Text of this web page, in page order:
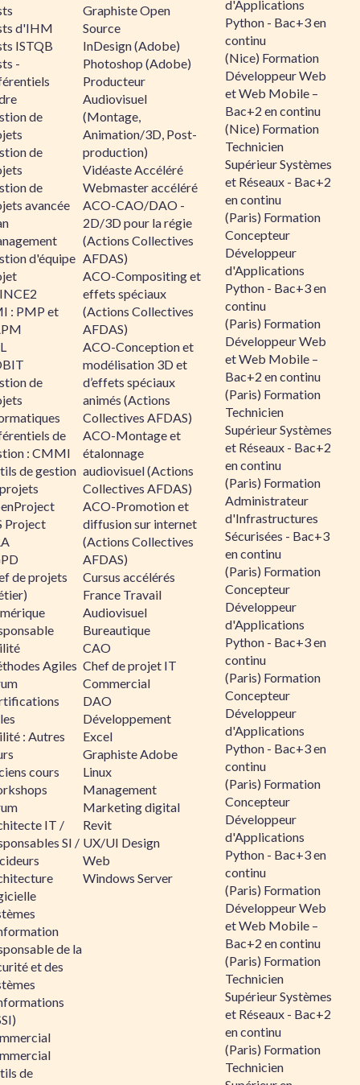
d'IHM
ISTQB
-
de
de
de
avancée
d'équipe
: PMP et
de
de
: CMMI
de gestion
Project
de projets
Agiles
: Autres
cours
IT /
SI /
de la
et des
de
Graphiste Open
Source
InDesign (Adobe)
Photoshop (Adobe)
Producteur
Audiovisuel
(Montage,
Animation/3D, Post-
production)
Vidéaste Accéléré
Webmaster accéléré
ACO-CAO/DAO -
2D/3D pour la régie
(Actions Collectives
AFDAS)
ACO-Compositing et
effets spéciaux
(Actions Collectives
AFDAS)
ACO-Conception et
modélisation 3D et
d’effets spéciaux
animés (Actions
Collectives AFDAS)
ACO-Montage et
étalonnage
audiovisuel (Actions
Collectives AFDAS)
ACO-Promotion et
diffusion sur internet
(Actions Collectives
AFDAS)
Cursus accélérés
France Travail
Audiovisuel
Bureautique
CAO
Chef de projet IT
Commercial
DAO
Développement
Excel
Graphiste Adobe
Linux
Management
Marketing digital
Revit
UX/UI Design
Web
Windows Server
d'Applications
Python - Bac+3 en
continu
(Nice) Formation
Développeur Web
et Web Mobile –
Bac+2 en continu
(Nice) Formation
Technicien
Supérieur Systèmes
et Réseaux - Bac+2
en continu
(Paris) Formation
Concepteur
Développeur
d'Applications
Python - Bac+3 en
continu
(Paris) Formation
Développeur Web
et Web Mobile –
Bac+2 en continu
(Paris) Formation
Technicien
Supérieur Systèmes
et Réseaux - Bac+2
en continu
(Paris) Formation
Administrateur
d'Infrastructures
Sécurisées - Bac+3
en continu
(Paris) Formation
Concepteur
Développeur
d'Applications
Python - Bac+3 en
continu
(Paris) Formation
Concepteur
Développeur
d'Applications
Python - Bac+3 en
continu
(Paris) Formation
Concepteur
Développeur
d'Applications
Python - Bac+3 en
continu
(Paris) Formation
Développeur Web
et Web Mobile –
Bac+2 en continu
(Paris) Formation
Technicien
Supérieur Systèmes
et Réseaux - Bac+2
en continu
(Paris) Formation
Technicien